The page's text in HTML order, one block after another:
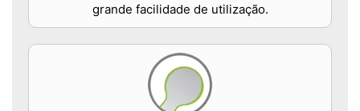
grande facilidade de utilização.